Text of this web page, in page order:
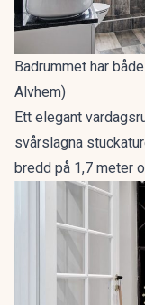
Badrummet har
Alvhem)
Ett elegant
svårslagna
bredd på 1,7 meter